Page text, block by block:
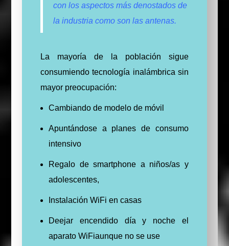
con los aspectos más denostados de
la industria como son las antenas.
La mayoría de la población sigue
consumiendo tecnología inalámbrica sin
mayor preocupación:
Cambiando de modelo de móvil
Apuntándose a planes de consumo
intensivo
Regalo de smartphone a niños/as y
adolescentes,
Instalación WiFi en casas
Deejar encendido día y noche el
aparato WiFiaunque no se use